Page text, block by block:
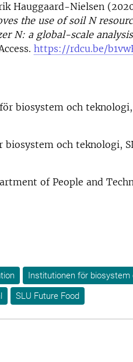
Hauggaard-Nielsen
the use of soil N
N: a global-scale
https://rdcu.be/
biosystem och teknologi,
och teknologi,
of People and
Institutionen för biosystem
SLU Future Food